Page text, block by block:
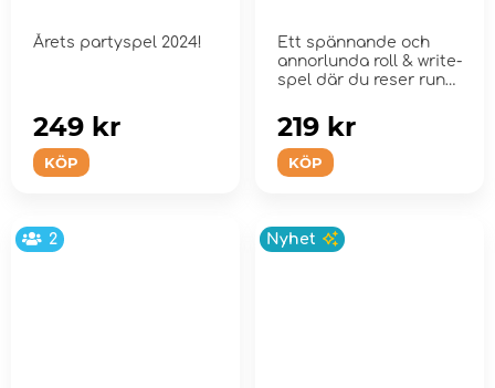
Årets partyspel 2024!
KÖP
249 kr
Ett spännande och
annorlunda roll & write-
spel där du reser runt i
KÖP
219 kr
2 Nyhet